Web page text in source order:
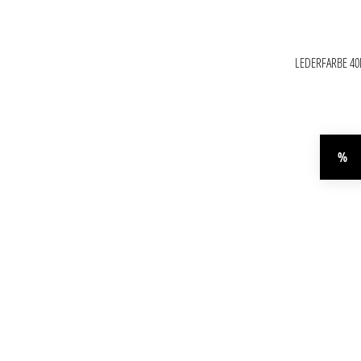
LEDERFARBE
%